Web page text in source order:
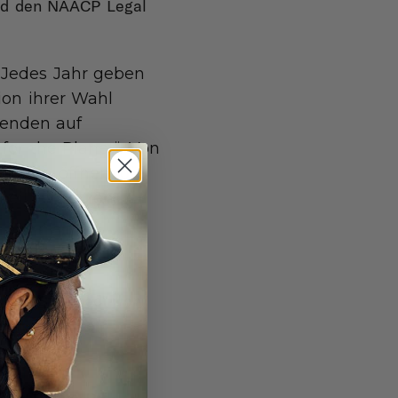
den NAACP Legal
Jahr geben
ihrer Wahl
auf
the Planet“. Von
öffnen, die
einsetzen.
(DEI)
„Stamped“ von
das Buch